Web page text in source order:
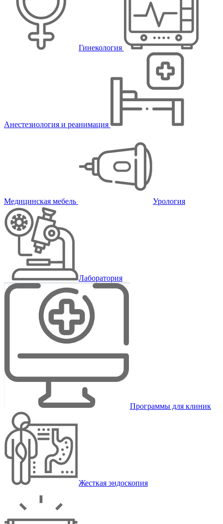
Гинекология
Анестезиология и реанимация
Медицинская мебель Урология
Лаборатория
Программы для клиник
Жесткая эндоскопия